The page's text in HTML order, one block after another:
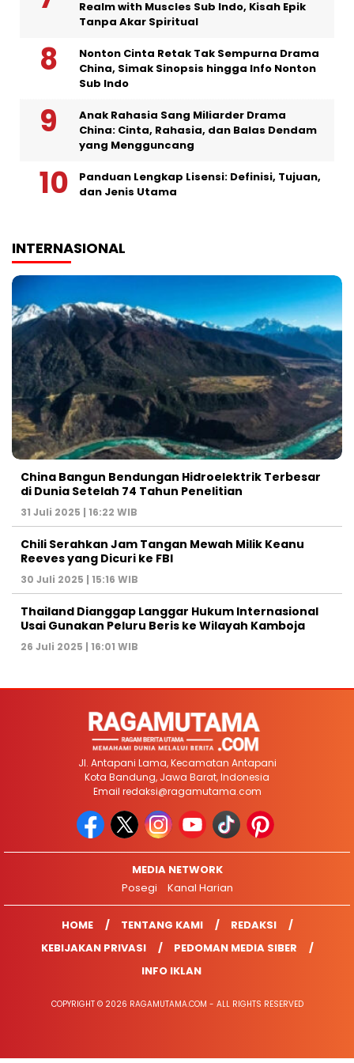
Realm with Muscles Sub Indo, Kisah Epik
Tanpa Akar Spiritual
Nonton Cinta Retak Tak Sempurna Drama
China, Simak Sinopsis hingga Info Nonton
Sub Indo
Anak Rahasia Sang Miliarder Drama
China: Cinta, Rahasia, dan Balas Dendam
yang Mengguncang
Panduan Lengkap Lisensi: Definisi, Tujuan,
dan Jenis Utama
INTERNASIONAL
China Bangun Bendungan Hidroelektrik Terbesar
di Dunia Setelah 74 Tahun Penelitian
31 Juli 2025 | 16:22 WIB
Chili Serahkan Jam Tangan Mewah Milik Keanu
Reeves yang Dicuri ke FBI
30 Juli 2025 | 15:16 WIB
Thailand Dianggap Langgar Hukum Internasional
Usai Gunakan Peluru Beris ke Wilayah Kamboja
26 Juli 2025 | 16:01 WIB
Jl. Antapani Lama, Kecamatan Antapani
Kota Bandung, Jawa Barat, Indonesia
Email redaksi@ragamutama.com
MEDIA NETWORK
Posegi
Kanal Harian
HOME TENTANG KAMI
REDAKSI
KEBIJAKAN PRIVASI
PEDOMAN MEDIA SIBER
INFO IKLAN
COPYRIGHT © 2026 RAGAMUTAMA.COM - ALL RIGHTS RESERVED